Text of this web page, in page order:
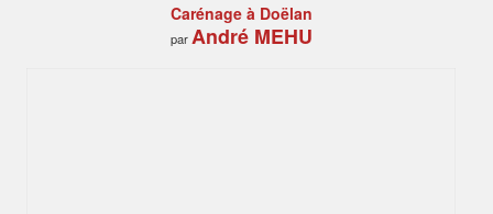
Carénage à Doëlan
parAndré MEHU